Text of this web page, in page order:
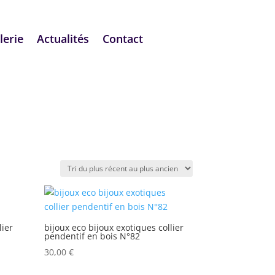
Actualités Contact
bijoux eco bijoux exotiques collier
pendentif en bois N°82
30,00€